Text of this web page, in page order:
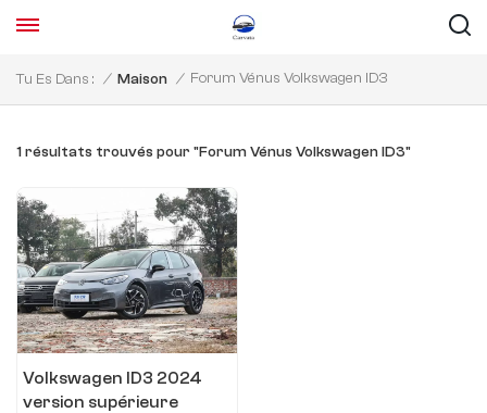
Tu Es Dans : / Maison / Forum Vénus Volkswagen ID3
1 résultats trouvés pour "Forum Vénus Volkswagen ID3"
Volkswagen ID3 2024
version supérieure